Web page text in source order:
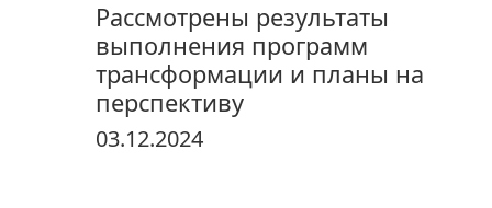
sertifikatlashtirish markazi
Рассмотрены результаты
выполнения программ
трансформации и планы на
перспективу
03.12.2024